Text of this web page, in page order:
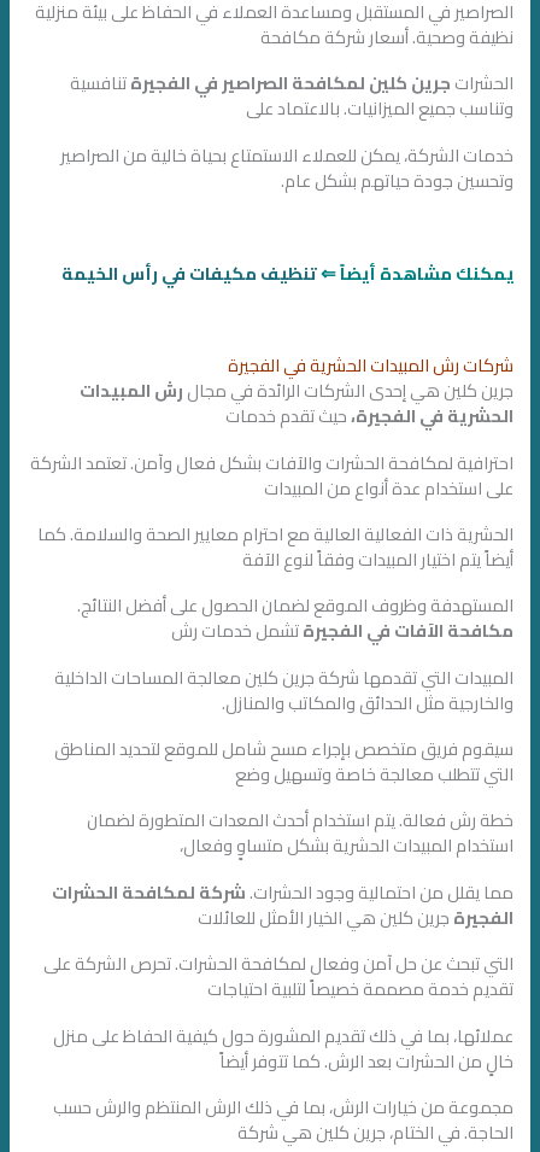
الصراصير في المستقبل ومساعدة العملاء في الحفاظ على بيئة منزلية
نظيفة وصحية. أسعار شركة مكافحة
الحشراتجرين كلين لمكافحة الصراصير في الفجيرةتنافسية
وتناسب جميع الميزانيات. بالاعتماد على
خدمات الشركة، يمكن للعملاء الاستمتاع بحياة خالية من الصراصير
وتحسين جودة حياتهم بشكل عام.
يمكنك مشاهدة أيضاً ⇐تنظيف مكيفات في رأس الخيمة
شركات رش المبيدات الحشرية في الفجيرة
جرين كلين هي إحدى الشركات الرائدة في مجالرش المبيدات
الحشرية في الفجيرة،حيث تقدم خدمات
احترافية لمكافحة الحشرات والآفات بشكل فعال وآمن. تعتمد الشركة
على استخدام عدة أنواع من المبيدات
الحشرية ذات الفعالية العالية مع احترام معايير الصحة والسلامة. كما
أيضاً يتم اختيار المبيدات وفقاً لنوع الآفة
المستهدفة وظروف الموقع لضمان الحصول على أفضل النتائج.
مكافحة الآفات في الفجيرةتشمل خدمات رش
المبيدات التي تقدمها شركة جرين كلين معالجة المساحات الداخلية
والخارجية مثل الحدائق والمكاتب والمنازل.
سيقوم فريق متخصص بإجراء مسح شامل للموقع لتحديد المناطق
التي تتطلب معالجة خاصة وتسهيل وضع
خطة رش فعالة. يتم استخدام أحدث المعدات المتطورة لضمان
استخدام المبيدات الحشرية بشكل متساوٍ وفعال،
مما يقلل من احتمالية وجود الحشرات.شركة لمكافحة الحشرات
الفجيرةجرين كلين هي الخيار الأمثل للعائلات
التي تبحث عن حل آمن وفعال لمكافحة الحشرات. تحرص الشركة على
تقديم خدمة مصممة خصيصاً لتلبية احتياجات
عملائها، بما في ذلك تقديم المشورة حول كيفية الحفاظ على منزل
خالٍ من الحشرات بعد الرش. كما تتوفر أيضاً
مجموعة من خيارات الرش، بما في ذلك الرش المنتظم والرش حسب
الحاجة. في الختام، جرين كلين هي شركة